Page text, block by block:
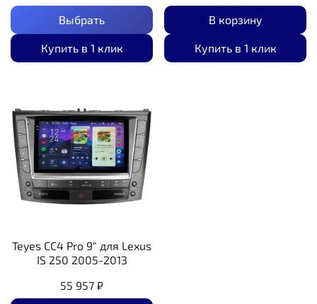
Выбрать
Купить в 1 клик
В корзину
Купить в 1 клик
Teyes CC4 Pro 9" для Lexus
IS 250 2005-2013
55 957 ₽